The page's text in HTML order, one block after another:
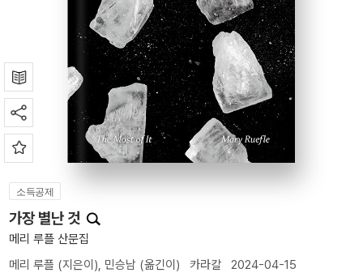
소득공제
가장 별난 것
메리 루플 산문집
메리 루플 (지은이), 민승남 (옮긴이) 카라칼 2024-04-15